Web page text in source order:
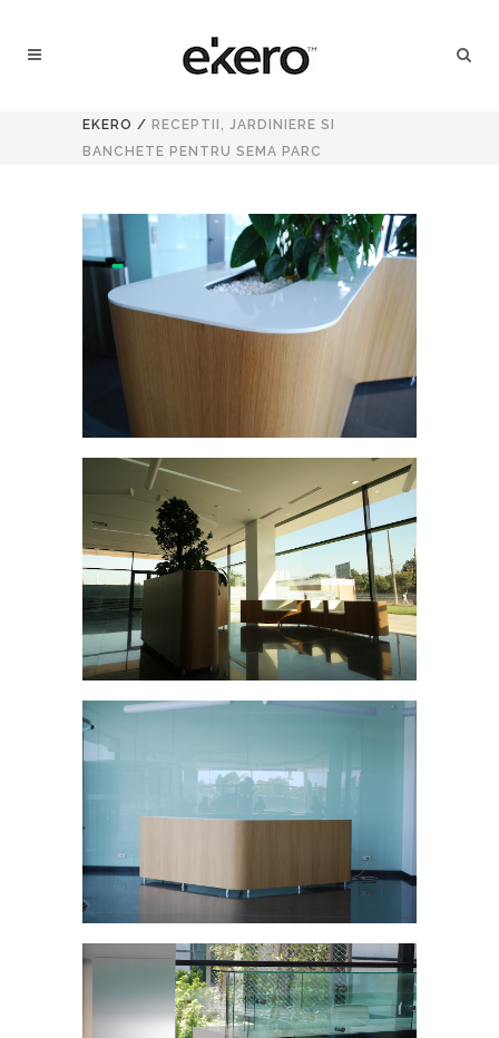
EKERO / RECEPTII, JARDINIERE SI
BANCHETE PENTRU SEMA PARC